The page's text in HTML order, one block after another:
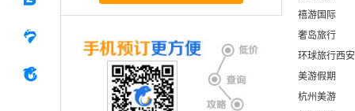
禧游国际
奢岛旅行
环球旅行西安
美游假期
杭州美游